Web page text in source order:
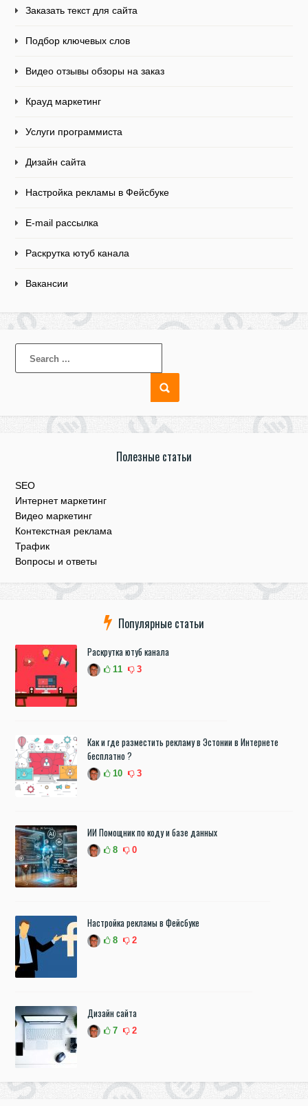
Заказать текст для сайта
Подбор ключевых слов
Видео отзывы обзоры на заказ
Крауд маркетинг
Услуги программиста
Дизайн сайта
Настройка рекламы в Фейсбуке
E-mail рассылка
Раскрутка ютуб канала
Вакансии
Полезные статьи
SEO
Интернет маркетинг
Видео маркетинг
Контекстная реклама
Трафик
Вопросы и ответы
Популярные статьи
Раскрутка ютуб канала
11 3
Как и где разместить рекламу в Эстонии в Интернете
бесплатно ?
10 3
ИИ Помощник по коду и базе данных
8 0
Настройка рекламы в Фейсбуке
8 2
Дизайн сайта
7 2